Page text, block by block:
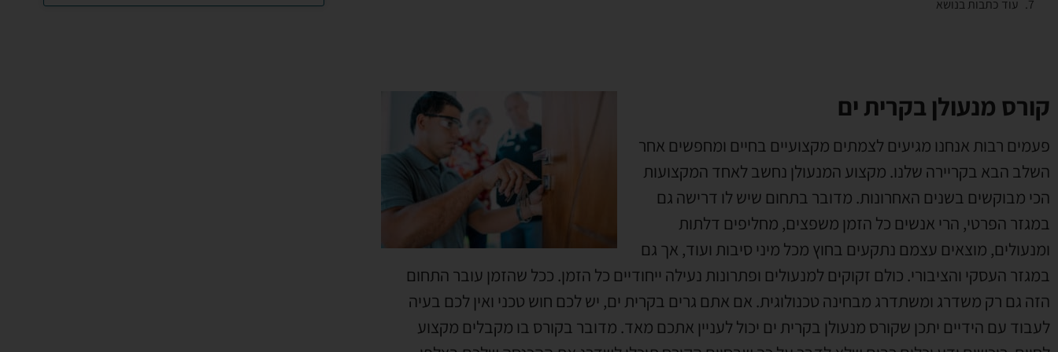
עוד כתבות בנושא
קורס מנעולן בקרית ים
פעמים רבות אנחנו מגיעים לצמתים מקצועיים בחיים ומחפשים אחר
השלב הבא בקריירה שלנו. מקצוע המנעולן נחשב לאחד המקצועות
הכי מבוקשים בשנים האחרונות. מדובר בתחום שיש לו דרישה גם
במגזר הפרטי, הרי אנשים כל הזמן משפצים, מחליפים דלתות
ומנעולים, מוצאים עצמם נתקעים בחוץ מכל מיני סיבות ועוד, אך גם
במגזר העסקי והציבורי. כולם זקוקים למנעולים ופתרונות נעילה ייחודיים כל הזמן. ככל שהזמן עובר התחום
הזה גם רק משדרג ומשתדרג מבחינה טכנולוגית. אם אתם גרים בקרית ים, יש לכם חוש טכני ואין לכם בעיה
לעבוד עם הידיים יתכן שקורס מנעולן בקרית ים יכול לעניין אתכם מאד. מדובר בקורס בו מקבלים מקצוע